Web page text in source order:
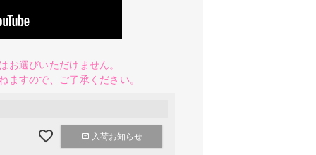
お選びいただけません。
ますので、ご了承ください。
入荷お知らせ